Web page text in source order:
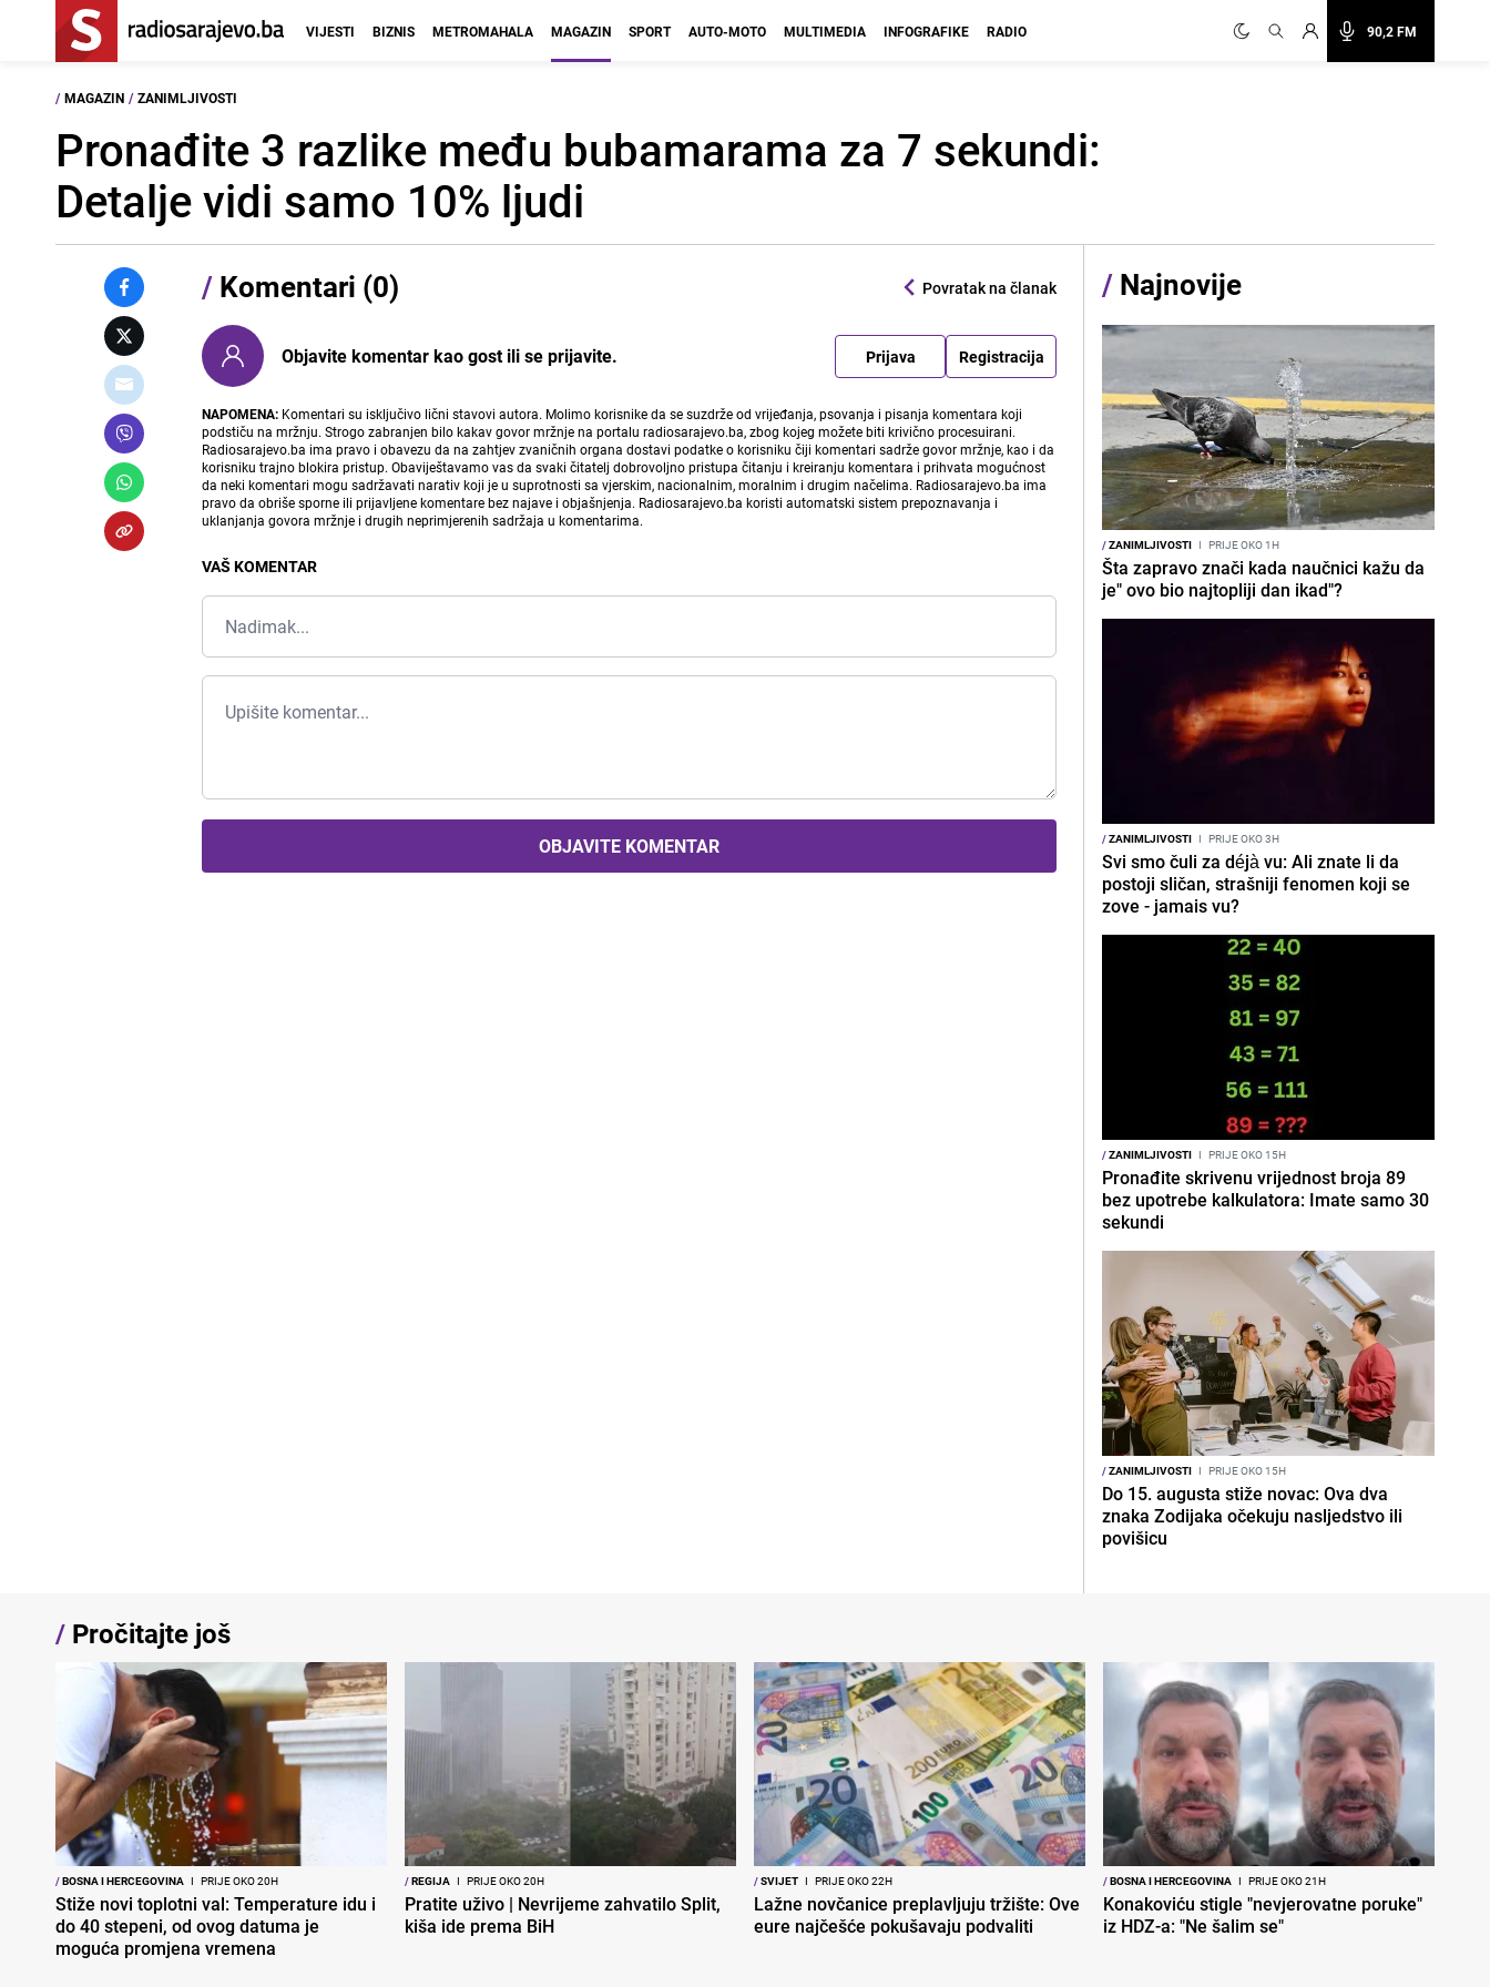
90,2 FM
VIJESTI BIZNIS METROMAHALA MAGAZIN SPORT AUTO-MOTO MULTIMEDIA INFOGRAFIKE RADIO
/ MAGAZIN / ZANIMLJIVOSTI
Pronađite 3 razlike među bubamarama za 7 sekundi:
Detalje vidi samo 10% ljudi
/ Komentari (0) Povratak na članak
Objavite komentar kao gost ili se prijavite. Prijava Registracija
NAPOMENA: Komentari su isključivo lični stavovi autora. Molimo korisnike da se suzdrže od vrijeđanja, psovanja i pisanja komentara koji
podstiču na mržnju. Strogo zabranjen bilo kakav govor mržnje na portalu radiosarajevo.ba, zbog kojeg možete biti krivično procesuirani.
Radiosarajevo.ba ima pravo i obavezu da na zahtjev zvaničnih organa dostavi podatke o korisniku čiji komentari sadrže govor mržnje, kao i da
korisniku trajno blokira pristup. Obaviještavamo vas da svaki čitatelj dobrovoljno pristupa čitanju i kreiranju komentara i prihvata mogućnost
da neki komentari mogu sadržavati narativ koji je u suprotnosti sa vjerskim, nacionalnim, moralnim i drugim načelima. Radiosarajevo.ba ima
pravo da obriše sporne ili prijavljene komentare bez najave i objašnjenja. Radiosarajevo.ba koristi automatski sistem prepoznavanja i
uklanjanja govora mržnje i drugih neprimjerenih sadržaja u komentarima.
VAŠ KOMENTAR
OBJAVITE KOMENTAR
/ Najnovije
/ZANIMLJIVOSTI I PRIJE OKO 1H
Šta zapravo znači kada naučnici kažu da
je" ovo bio najtopliji dan ikad"?
/ZANIMLJIVOSTI I PRIJE OKO 3H
Svi smo čuli za déjà vu: Ali znate li da
postoji sličan, strašniji fenomen koji se
zove - jamais vu?
/ZANIMLJIVOSTI I PRIJE OKO 15H
Pronađite skrivenu vrijednost broja 89
bez upotrebe kalkulatora: Imate samo 30
sekundi
/ZANIMLJIVOSTI I PRIJE OKO 15H
Do 15. augusta stiže novac: Ova dva
znaka Zodijaka očekuju nasljedstvo ili
povišicu
/ Pročitajte još
/BOSNA I HERCEGOVINA I PRIJE OKO 20H
Stiže novi toplotni val: Temperature idu i
do 40 stepeni, od ovog datuma je
moguća promjena vremena
/REGIJA I PRIJE OKO 20H
Pratite uživo | Nevrijeme zahvatilo Split,
kiša ide prema BiH
/SVIJET I PRIJE OKO 22H
Lažne novčanice preplavljuju tržište: Ove
eure najčešće pokušavaju podvaliti
/BOSNA I HERCEGOVINA I PRIJE OKO 21H
Konakoviću stigle "nevjerovatne poruke"
iz HDZ-a: "Ne šalim se"